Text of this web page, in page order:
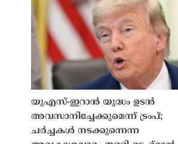
യുഎസ്-ഇറാൻ യുദ്ധം ഉടൻ
അവസാനിച്ചേക്കുമെന്ന് ട്രംപ്;
ചർച്ചകൾ നടക്കുന്നെന്ന